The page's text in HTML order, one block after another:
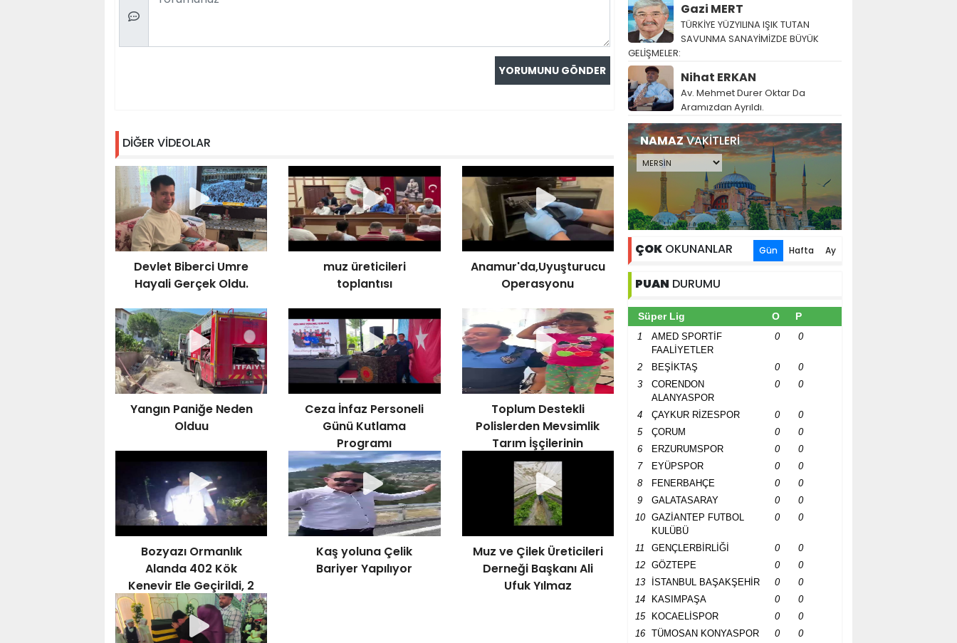
DİĞER VİDEOLAR
Devlet Biberci Umre
Hayali Gerçek Oldu.
muz üreticileri
toplantısı
Anamur'da,Uyuşturucu
Operasyonu
Yangın Paniğe Neden
Olduu
Ceza İnfaz Personeli
Günü Kutlama
Programı
Toplum Destekli
Polislerden Mevsimlik
Tarım İşçilerinin
Çocuklarına
Bilinçlendirme Etkinliği
Bozyazı Ormanlık
Alanda 402 Kök
Kenevir Ele Geçirildi, 2
Şüpheli Tutuklandı
Kaş yoluna Çelik
Bariyer Yapılıyor
Muz ve Çilek Üreticileri
Derneği Başkanı Ali
Ufuk Yılmaz
Gazi MERT
TÜRKİYE YÜZYILINA IŞIK TUTAN
SAVUNMA SANAYİMİZDE BÜYÜK
GELİŞMELER:
Nihat ERKAN
Av. Mehmet Durer Oktar Da
Aramızdan Ayrıldı.
NAMAZVAKİTLERİ
ÇOK OKUNANLAR Gün Hafta Ay
PUAN DURUMU
Süper Lig O P
1
AMED SPORTİF
FAALİYETLER
0 0
2 BEŞİKTAŞ 0
0
3
CORENDON
ALANYASPOR
0 0
4 ÇAYKUR RİZESPOR 0
0
5
ÇORUM 0
0
6
ERZURUMSPOR 0
0
7
EYÜPSPOR 0
0
8
FENERBAHÇE 0
0
9
GALATASARAY 0
0
10
GAZİANTEP FUTBOL
KULÜBÜ
0 0
11 GENÇLERBİRLİĞİ 0
0
12
GÖZTEPE 0
0
13
İSTANBUL BAŞAKŞEHİR 0
0
14
KASIMPAŞA 0
0
15
KOCAELİSPOR 0
0
16
TÜMOSAN KONYASPOR 0
0